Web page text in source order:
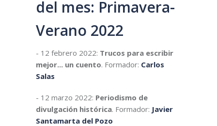
del mes: Primavera-
Verano 2022
- 12 febrero 2022: Trucos para escribir
mejor... un cuento. Formador: Carlos
Salas
- 12 marzo 2022: Periodismo de
divulgación histórica. Formador: Javier
Santamarta del Pozo